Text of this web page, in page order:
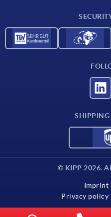
SHIPPING
© KIPP 2026.
Imprint
Privacy policy